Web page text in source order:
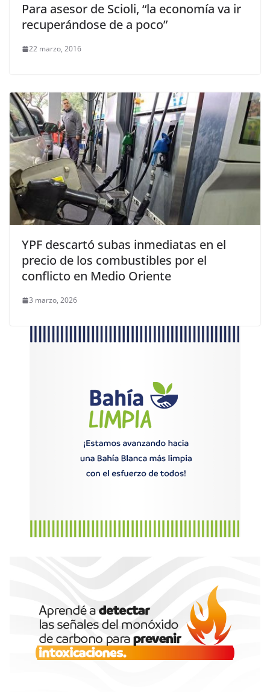
Para asesor de Scioli, “la economía va ir
recuperándose de a poco”
22 marzo, 2016
YPF descartó subas inmediatas en el
precio de los combustibles por el
conflicto en Medio Oriente
3 marzo, 2026